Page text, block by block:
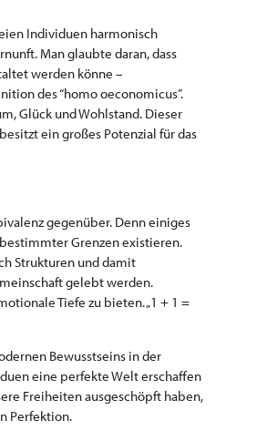
Individuen harmonisch
Man glaubte daran, dass
werden könne –
des “homo oeconomicus”.
Glück und Wohlstand. Dieser
ein großes Potenzial für das
gegenüber. Denn einiges
Grenzen existieren.
Strukturen und damit
gelebt werden.
Tiefe zu bieten. „1 + 1 =
Bewusstseins in der
eine perfekte Welt erschaffen
Freiheiten ausgeschöpft haben,
Perfektion.